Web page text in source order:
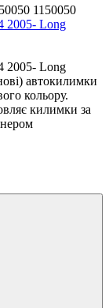
1150050
2005- Long
2005- Long
автокилимки
кольору.
килимки за